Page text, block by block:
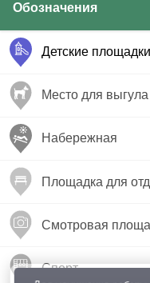
Обозначения
Детские площадки
Место для выгула
Набережная
Площадка для
Смотровая
Спорт